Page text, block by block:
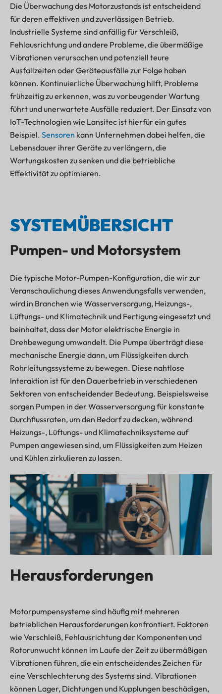
Die Überwachung des Motorzustands ist entscheidend
für deren effektiven und zuverlässigen Betrieb.
Industrielle Systeme sind anfällig für Verschleiß,
Fehlausrichtung und andere Probleme, die übermäßige
Vibrationen verursachen und potenziell teure
Ausfallzeiten oder Geräteausfälle zur Folge haben
können. Kontinuierliche Überwachung hilft, Probleme
frühzeitig zu erkennen, was zu vorbeugender Wartung
führt und unerwartete Ausfälle reduziert. Der Einsatz von
IoT-Technologien wie Lansitec ist hierfür ein gutes
Beispiel. Sensoren kann Unternehmen dabei helfen, die
Lebensdauer ihrer Geräte zu verlängern, die
Wartungskosten zu senken und die betriebliche
Effektivität zu optimieren.
SYSTEMÜBERSICHT
Pumpen- und Motorsystem
Die typische Motor-Pumpen-Konfiguration, die wir zur
Veranschaulichung dieses Anwendungsfalls verwenden,
wird in Branchen wie Wasserversorgung, Heizungs-,
Lüftungs- und Klimatechnik und Fertigung eingesetzt und
beinhaltet, dass der Motor elektrische Energie in
Drehbewegung umwandelt. Die Pumpe überträgt diese
mechanische Energie dann, um Flüssigkeiten durch
Rohrleitungssysteme zu bewegen. Diese nahtlose
Interaktion ist für den Dauerbetrieb in verschiedenen
Sektoren von entscheidender Bedeutung. Beispielsweise
sorgen Pumpen in der Wasserversorgung für konstante
Durchflussraten, um den Bedarf zu decken, während
Heizungs-, Lüftungs- und Klimatechniksysteme auf
Pumpen angewiesen sind, um Flüssigkeiten zum Heizen
und Kühlen zirkulieren zu lassen.
Herausforderungen
Motorpumpensysteme sind häufig mit mehreren
betrieblichen Herausforderungen konfrontiert. Faktoren
wie Verschleiß, Fehlausrichtung der Komponenten und
Rotorunwucht können im Laufe der Zeit zu übermäßigen
Vibrationen führen, die ein entscheidendes Zeichen für
eine Verschlechterung des Systems sind. Vibrationen
können Lager, Dichtungen und Kupplungen beschädigen,